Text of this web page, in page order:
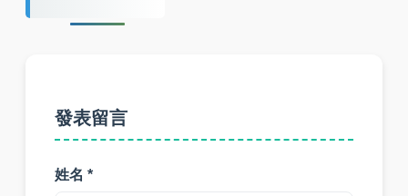
發表留言
姓名 *